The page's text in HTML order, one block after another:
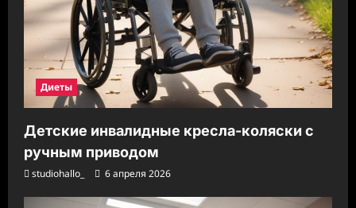
Диеты
Детские инвалидные кресла-коляски с
ручным приводом
studiohallo_ 6 апреля 2026